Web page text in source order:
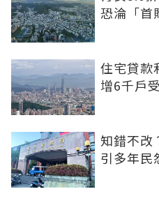
恐淪「首
住宅貸款
增6千戶
知錯不改
引多年民